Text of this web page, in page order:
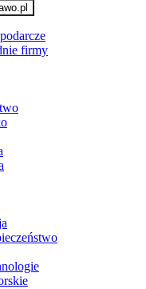
i logowanie do serwisu
firmy